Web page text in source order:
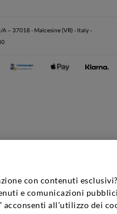
– 37018 - Malcesine (VR) - Italy -
con contenuti
e comunicazioni
acconsenti all’utilizzo dei